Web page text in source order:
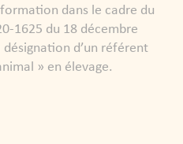
dans le cadre du
1625 du 18 décembre
d’un référent
» en élevage.